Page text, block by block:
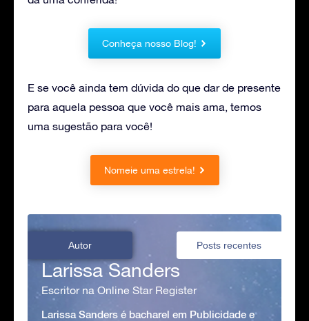
Conheça nosso Blog!
E se você ainda tem dúvida do que dar de presente
para aquela pessoa que você mais ama, temos
uma sugestão para você!
Nomeie uma estrela!
Autor Posts recentes
Larissa Sanders
Escritor na Online Star Register
Larissa Sanders é bacharel em Publicidade e